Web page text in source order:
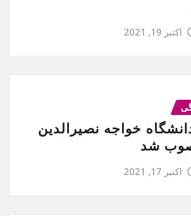
اکتبر 19, 2021
خواجه نصیرالدین
شد
اکتبر 17, 2021